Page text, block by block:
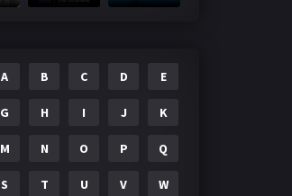
A B C D E
G H I J K
M N O P Q
S T U V W